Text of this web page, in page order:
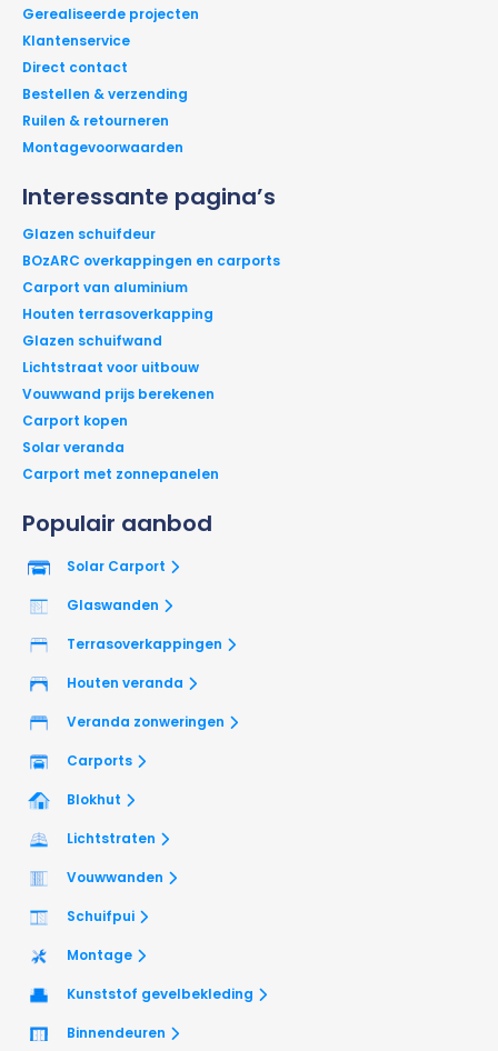
Populair aanbod
Solar Carport
Glaswanden
Terrasoverkappingen
Houten veranda
Veranda zonweringen
Carports
Blokhut
Lichtstraten
Vouwwanden
Schuifpui
Montage
Kunststof gevelbekleding
Binnendeuren
Interessante pagina’s
Glazen schuifdeur
BOzARC overkappingen en carports
Carport van aluminium
Houten terrasoverkapping
Glazen schuifwand
Lichtstraat voor uitbouw
Vouwwand prijs berekenen
Carport kopen
Solar veranda
Carport met zonnepanelen
Gerealiseerde projecten
Klantenservice
Direct contact
Bestellen & verzending
Ruilen & retourneren
Montagevoorwaarden